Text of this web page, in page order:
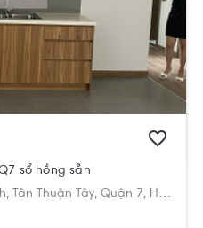
sổ hồng sẵn
Tân Thuận Tây, Quận 7, Hồ Chí Minh